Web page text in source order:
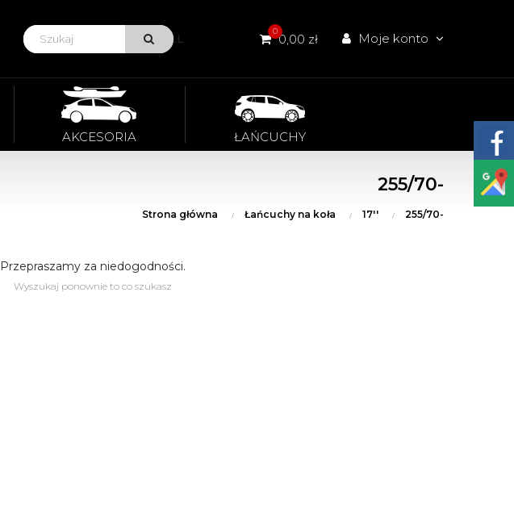
VIEW ALL 00,00 zł Moje konto
AKCESORIA ŁAŃCUCHY
255/70-
Strona główna Łańcuchy na koła 17'' 255/70-
Przepraszamy za niedogodności.
Wyszukaj ponownie to co szukasz